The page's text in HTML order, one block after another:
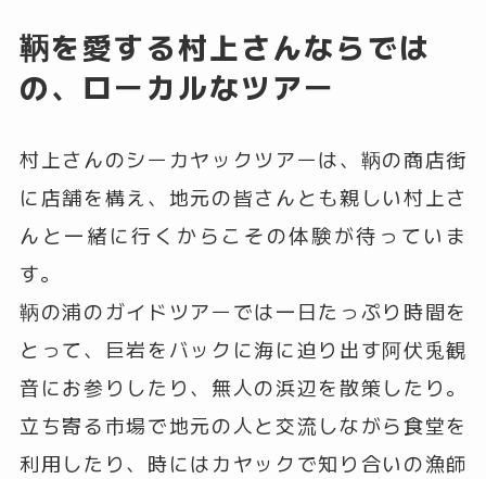
鞆を愛する村上さんならでは
の、ローカルなツアー
村上さんのシーカヤックツアーは、鞆の商店街
に店舗を構え、地元の皆さんとも親しい村上さ
んと一緒に行くからこその体験が待っていま
す。
鞆の浦のガイドツアーでは一日たっぷり時間を
とって、巨岩をバックに海に迫り出す阿伏兎観
音にお参りしたり、無人の浜辺を散策したり。
立ち寄る市場で地元の人と交流しながら食堂を
利用したり、時にはカヤックで知り合いの漁師